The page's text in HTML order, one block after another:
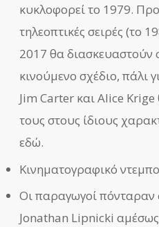
κυκλοφορεί το 1979.
τηλεοπτικές σειρές (το
2017 θα διασκευαστούν
κινούμενο σχέδιο, πάλι
Jim Carter και Alice
τους στους ίδιους
εδώ.
Κινηματογραφικό
Οι παραγωγοί πόνταραν
Jonathan Lipnicki